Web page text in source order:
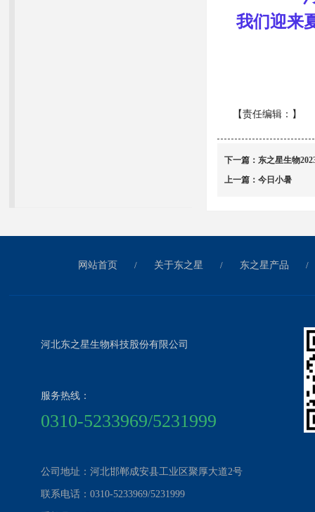
我们迎来
【责任编辑： 】
下一篇： 东之星生物
上一篇： 今日小暑
网站首页 / 关于东之星 / 东之星产品 /
河北东之星生物科技股份有限公司
服务热线：
0310-5233969/5231999
公司地址：河北邯郸成安县工业区聚厚大道2号
联系电话：0310-5233969/5231999